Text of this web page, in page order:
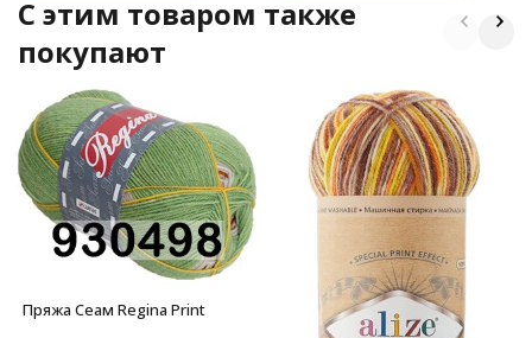
C этим товаром также
покупают
Пряжа Сеам Regina Print